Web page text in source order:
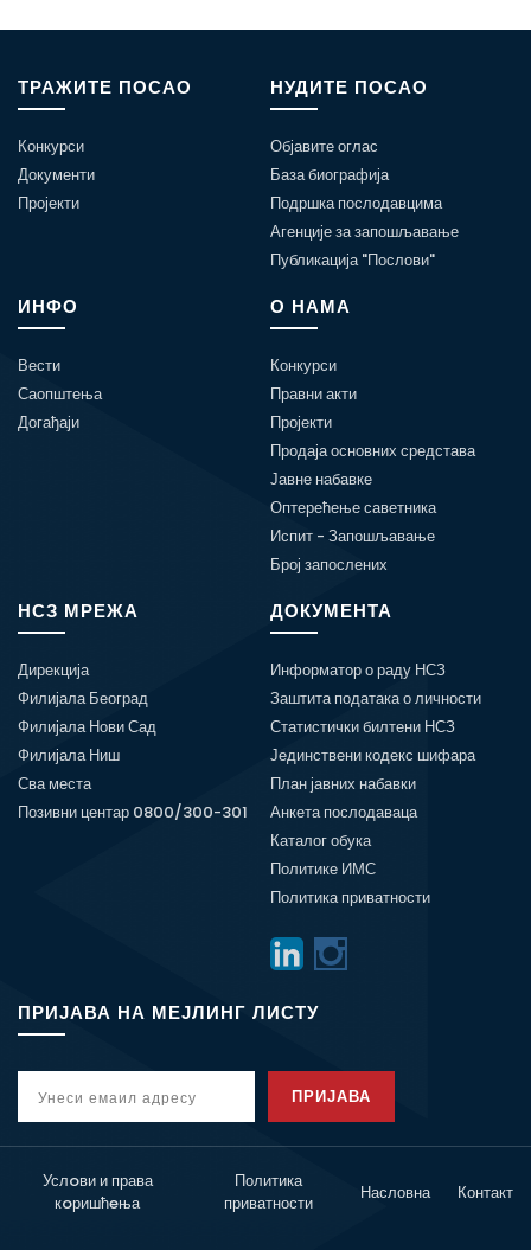
ТРАЖИТЕ ПОСАО
Конкурси
Документи
Пројекти
НУДИТЕ ПОСАО
Објавите оглас
База биографија
Подршка послодавцима
Агенције за запошљавање
Публикација "Послови"
ИНФО
Вести
Саопштења
Догађаји
О НАМА
Конкурси
Правни акти
Пројекти
Продаја основних средстава
Јавне набавке
Оптерећење саветника
Испит - Запошљавање
Број запослених
НСЗ МРЕЖА
Дирекција
Филијала Београд
Филијала Нови Сад
Филијала Ниш
Сва места
Позивни центар 0800/300-301
ДОКУМЕНТА
Информатор о раду НСЗ
Заштита података о личности
Статистички билтени НСЗ
Јединствени кодекс шифара
План јавних набавки
Анкета послодаваца
Каталог обука
Политике ИМС
Политика приватности
ПРИЈАВА НА МЕЈЛИНГ ЛИСТУ
ПРИЈАВА
Услoви и права
кoришћeња
Политика
приватности
Насловна Контакт